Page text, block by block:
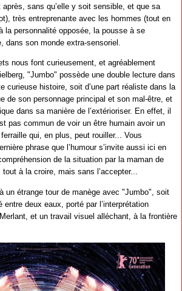
sans qu’elle y soit sensible, et que sa
très entreprenante avec les hommes (tout en
la personnalité opposée, la pousse à se
dans son monde extra-sensoriel.
nous font curieusement, et agréablement
"Jumbo" possède une double lecture dans
curieuse histoire, soit d’une part réaliste dans la
de son personnage principal et son mal-être, et
dans sa manière de l’extérioriser. En effet, il
pas commun de voir un être humain avoir un
qui, en plus, peut rouiller... Vous
phrase que l’humour s’invite aussi ici en
de la situation par la maman de
à la croire, mais sans l’accepter...
un étrange tour de manège avec "Jumbo", soit
entre deux eaux, porté par l’interprétation
et un travail visuel alléchant, à la frontière